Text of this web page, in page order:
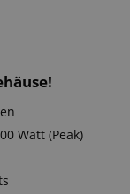
Watt (Peak)